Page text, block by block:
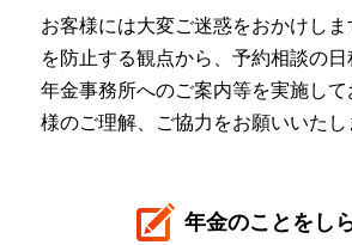
お客様には大変ご迷惑をおかけし
を防止する観点から、予約相談の
年金事務所へのご案内等を実施し
様のご理解、ご協力をお願いいたし
年金のことをし